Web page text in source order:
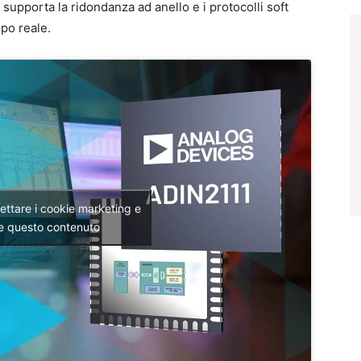
la ridondanza ad anello e i protocolli soft
reale.
i cookie marketing e
questo contenuto